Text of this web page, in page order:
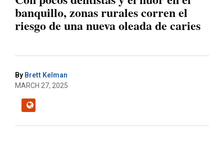
banquillo, zonas rurales corren el
riesgo de una nueva oleada de caries
By Brett Kelman
MARCH 27, 2025